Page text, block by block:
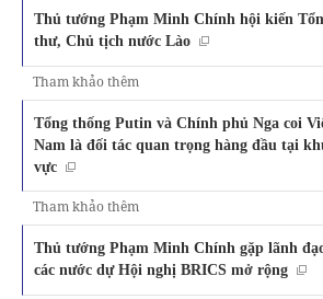
Thủ tướng Phạm Minh Chính hội kiến
thư, Chủ tịch nước Lào
Tham khảo thêm
Tổng thống Putin và Chính phủ Nga coi
Nam là đối tác quan trọng hàng đầu tại
vực
Tham khảo thêm
Thủ tướng Phạm Minh Chính gặp lãnh
các nước dự Hội nghị BRICS mở rộng